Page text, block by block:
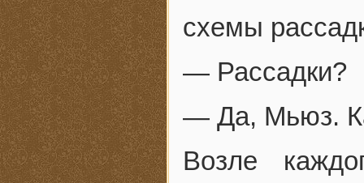
схемы
— Рассадки?
— Да, Мьюз.
Возле